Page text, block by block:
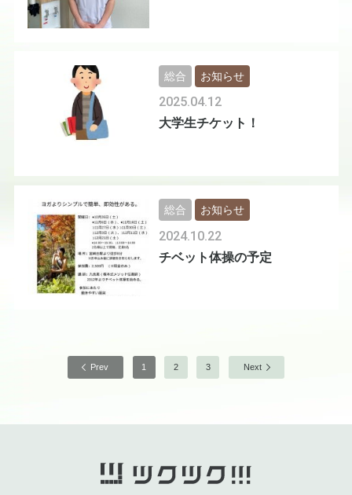
大学生チケット！
2025.04.12
総合 お知らせ
チベット体操の予定
2024.10.22
総合 お知らせ
Prev 1 2 3 Next